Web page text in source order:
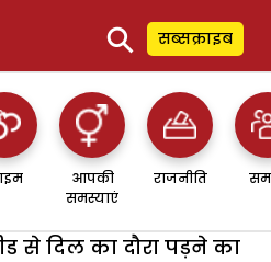
⚲ सब्सक्राइब
आपकी
समस्याएं
राजनीति
से दिल का दौरा पड़ने का